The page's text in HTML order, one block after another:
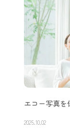
エコー写真を
2025.10.02